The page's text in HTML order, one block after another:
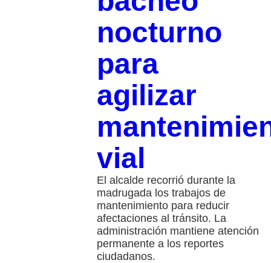
nocturno
para
agilizar
vial
El alcalde recorrió durante la
madrugada los trabajos de
mantenimiento para reducir
afectaciones al tránsito. La
administración mantiene atención
permanente a los reportes
ciudadanos.